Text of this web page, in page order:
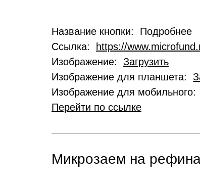
Название кнопки: Подробнее
Ссылка:
https://
Изображение: Загрузить
Изображение для планшета:
Изображение для мобильного:
Перейти по ссылке
Микрозаем на